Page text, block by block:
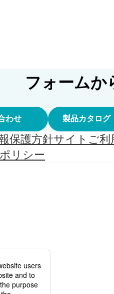
フォームか
わせ 製品カタログ
保護方針サイトご利
リシー